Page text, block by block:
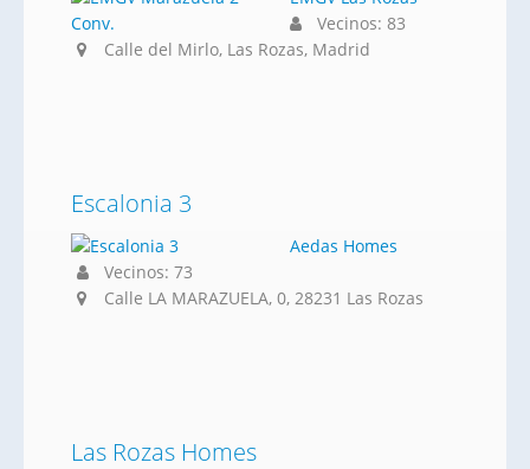
Vecinos: 83
Calle del Mirlo, Las Rozas, Madrid
Escalonia 3
Aedas Homes
Vecinos: 73
Calle LA MARAZUELA, 0, 28231 Las Rozas
Las Rozas Homes